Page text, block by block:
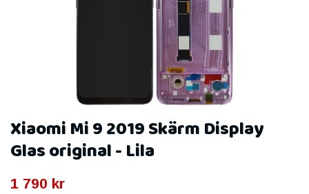
Xiaomi Mi 9 2019 Skärm Display
Glas original - Lila
1 790 kr